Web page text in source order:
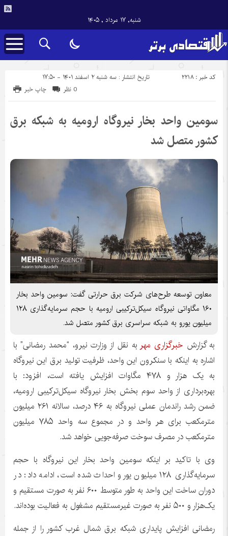
شنبه, ۱۷ مرداد , ۱۴۰۵
تاریخ انتشار : سه شنبه ۲ اسفند ۱۴۰۱ - ۱۷:۵۰ کد خبر : 2218
چاپ خبر 0 نظر
سومین واحد بخار نیروگاه ارومیه به شبکه برق
کشور متصل شد
معاون توسعه طرح‌های شرکت برق حرارتی گفت: سومین واحد بخار
۱۶۰ مگاواتی نیروگاه سیکل‌ترکیبی ارومیه با حجم سرمایه‌گذاری ۱۲۸
میلیون یورو به شبکه سراسری برق کشور متصل شد.
به گزارش خبرگزاری مهر به نقل از وزارت نیرو، “محمد رمضانی” با
اشاره به اینکه با سنکرون این واحد، ظرفیت تولید برق این نیروگاه
به یک هزار و ۴۷۸ مگاوات افزایش یافته است، افزود: با
بهره‌برداری از واحد سوم بخش بخار نیروگاه سیکل‌ترکیبی ارومیه،
ضمن رشد راندمان عملی نیروگاه به ۴۶ درصد، سالانه ۲۶۱ میلیون
مترمکعب برای هر واحد و در مجموع سه واحد ۷۸۵ میلیون
مترمکعب در مصرف سوخت صرفه‌جویی خواهد شد.
وی با تاکید بر اینکه سومین واحد بخار این نیروگاه با حجم
سرمایه‌گذاری ۱۲۸ میلیون یورو احداث شده است، ادامه داد: در
دوران ساخت این واحد به طور متوسط ۶۰۰ نفر به صورت مستقیم و
یک‌هزار و ۵۰۰ نفر به صورت غیرمستقیم مشغول به فعالیت بوده‌اند.
رمضانی افزایش پایداری شبکه برق شمال غرب کشور را از جمله